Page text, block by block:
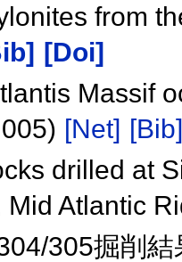
from
[Doi]
Massif
[Net] [Bib]
drilled at
Mid Atlantic
305掘削